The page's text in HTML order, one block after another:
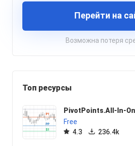
Перейти на
Возможна потеря
Топ ресурсы
PivotPoints.All-In-
Free
4.3
236.4k